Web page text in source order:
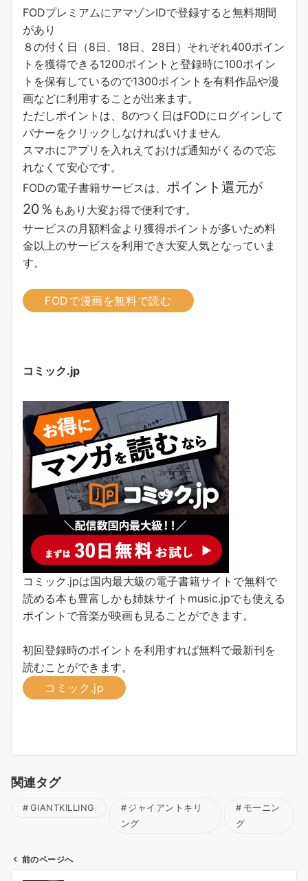
FODプレミアムにアマゾンIDで登録すると無料期間
があり
８の付く日（8日、18日、28日）それぞれ400ポイン
トを獲得できる1200ポイントと登録時に100ポイン
トを保有しているので1300ポイントを有料作品や漫
画などに利用することが出来ます。
ただしポイントは、8のつく日はFODにログインして
バナーをクリックしなければいけません
スマホにアプリを入れえておけば通知がくるので忘
れなくて安心です。
FODの電子書籍サービスは、 ポイント還元が
20％ もあり大変お得で便利です。
サービスの月額料金より獲得ポイントが多いため料
金以上のサービスを利用でき大変人気となっていま
す。
FODで漫画を無料で読む
コミック.jp
コミック.jpは国内最大級の電子書籍サイトで無料で
読める本も豊富しかも姉妹サイトmusic.jpでも使える
ポイントで音楽が映画も見ることができます。
初回登録時のポイントを利用すれば無料で最新刊を
読むことができます。
コミック.jp
関連タグ
GIANTKILLING
ジャイアントキリ
ング
モーニン
グ
前のページへ